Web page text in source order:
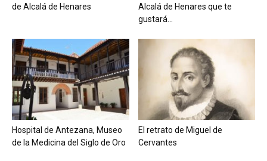
de Alcalá de Henares
Alcalá de Henares que te
gustará...
Hospital de Antezana, Museo
de la Medicina del Siglo de Oro
El retrato de Miguel de
Cervantes